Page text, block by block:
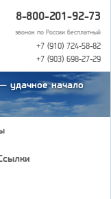
8-800-201-92-73
звонок по России бесплатный
+7 (910) 724-58-82
+7 (903) 698-27-29
удачное начало